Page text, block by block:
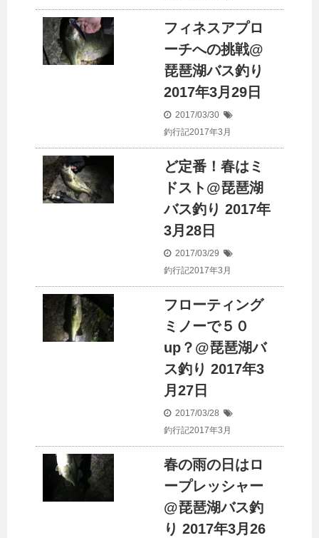
フィネスアプロ
ーチへの挑戦@
琵琶湖バス釣り
2017年3月29日
2017/03/30
釣行記2017年3月
ど定番！春はミ
ドスト@琵琶湖
バス釣り 2017年
3月28日
2017/03/29
釣行記2017年3月
フローティング
ミノーで５０
up？@琵琶湖バ
ス釣り 2017年3
月27日
2017/03/28
釣行記2017年3月
春の雨の日はロ
ープレッシャー
@琵琶湖バス釣
り 2017年3月26